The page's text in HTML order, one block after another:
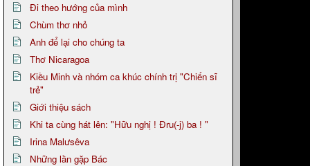
Đi theo hướng của mình
Chùm thơ nhỏ
Anh để lại cho chúng ta
Thơ Nicaragoa
Kiều Minh và nhóm ca khúc chính trị "Chiến sĩ
trẻ"
Giới thiệu sách
Khi ta cùng hát lên: "Hữu nghị ! Đru(-j) ba ! "
Irina Malưsêva
Những lần gặp Bác